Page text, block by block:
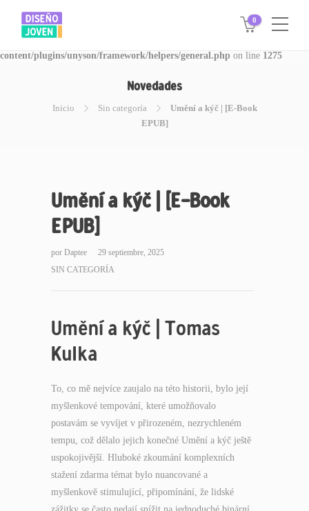
Warning: Invalid argument supplied for foreach() in
/www/disegnojoven.com.ar/htdocs/wp-
content/plugins/unyson/framework/helpers/general.php on line 1275
0
Novedades
Inicio Sin categoría
Umění a kýč | [E-Book
EPUB]
Umění a kýč | [E-Book
EPUB]
por Daptee
29 septiembre, 2025
SIN CATEGORÍA
Umění a kýč | Tomas
Kulka
To, co mě nejvíce zaujalo na této historii, bylo její
myšlenkové tempování, které umožňovalo
postavám se vyvíjet v přirozeném, nezrychleném
tempu, což dělalo jejich konečné Umění a kýč ještě
uspokojivější. Hluboké zkoumání komplexních
stažení zdarma​ témat bylo nuancované a
myšlenkově stimulující, připomínání, že lidské